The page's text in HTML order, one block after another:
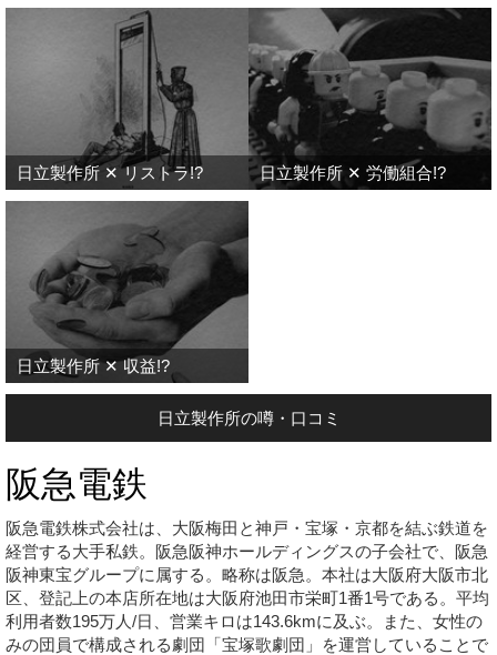
日立製作所 ✕ リストラ!? 日立製作所 ✕ 労働組合!?
日立製作所 ✕ 収益!?
日立製作所の噂・口コミ
阪急電鉄
阪急電鉄株式会社は、大阪梅田と神戸・宝塚・京都を結ぶ鉄道を
経営する大手私鉄。阪急阪神ホールディングスの子会社で、阪急
阪神東宝グループに属する。略称は阪急。本社は大阪府大阪市北
区、登記上の本店所在地は大阪府池田市栄町1番1号である。平均
利用者数195万人/日、営業キロは143.6kmに及ぶ。また、女性の
みの団員で構成される劇団「宝塚歌劇団」を運営していることで